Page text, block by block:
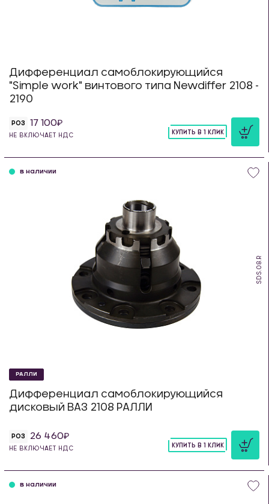
Дифференциал самоблокирующийся
"Simple work" винтового типа Newdiffer 2108 -
2190
РОЗ 17 100
НЕ ВКЛЮЧАЕТ НДС
КУПИТЬ В 1 КЛИК
SDS.08.R
в наличии
РАЛЛИ
Дифференциал самоблокирующийся
дисковый ВАЗ 2108 РАЛЛИ
РОЗ 26 460
НЕ ВКЛЮЧАЕТ НДС
КУПИТЬ В 1 КЛИК
в наличии